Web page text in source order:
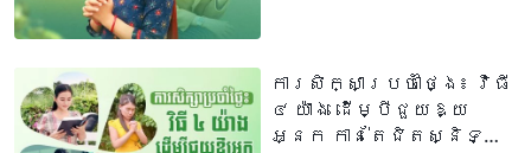
ការសិក្សាប្រចាំថ្ងៃ៖ វិធី
៤ យ៉ាង ដើម្បីជួយឱ្យ
អ្នក កាន់តែជិតស្និទ្ធ